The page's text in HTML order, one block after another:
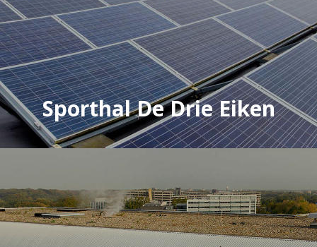
Sporthal De Drie Eiken